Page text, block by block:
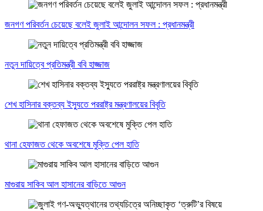
জনগণ পরিবর্তন চেয়েছে বলেই জুলাই আন্দোলন সফল : প্রধানমন্ত্রী
নতুন দায়িত্বে প্রতিমন্ত্রী ববি হাজ্জাজ
শেখ হাসিনার বক্তব্য ইস্যুতে পররাষ্ট্র মন্ত্রণালয়ের বিবৃতি
থানা হেফাজত থেকে অবশেষে মুক্তি পেল হাতি
মাগুরায় সাকিব আল হাসানের বাড়িতে আগুন